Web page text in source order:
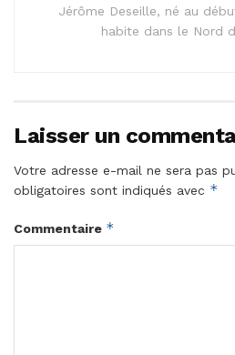
Jérôme Deseille, né au
habite dans le Nord
Laisser un
Votre adresse e-mail ne sera pas
obligatoires sont indiqués avec *
Commentaire *